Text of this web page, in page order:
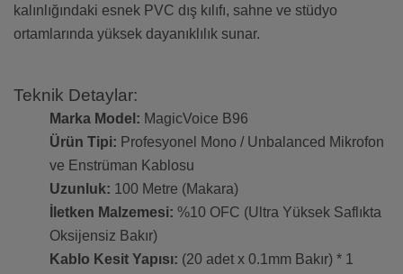
kalınlığındaki esnek PVC dış kılıfı, sahne ve stüdyo
ortamlarında yüksek dayanıklılık sunar.
Teknik Detaylar:
Marka Model: MagicVoice B96
Ürün Tipi: Profesyonel Mono / Unbalanced Mikrofon
ve Enstrüman Kablosu
Uzunluk: 100 Metre (Makara)
İletken Malzemesi: %10 OFC (Ultra Yüksek Saflıkta
Oksijensiz Bakır)
Kablo Kesit Yapısı: (20 adet x 0.1mm Bakır) * 1